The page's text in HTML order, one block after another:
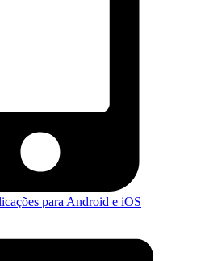
para Android e iOS